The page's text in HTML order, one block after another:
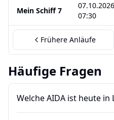
Mein Schiff 7
07:30
Frühere Anläufe
Häufige Fragen
Welche AIDA ist heute in